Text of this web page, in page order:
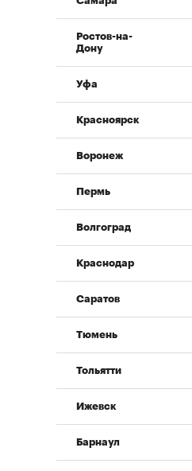
Ростов-на-
Дону
Уфа
Красноярск
Воронеж
Пермь
Волгоград
Краснодар
Саратов
Тюмень
Тольятти
Ижевск
Барнаул